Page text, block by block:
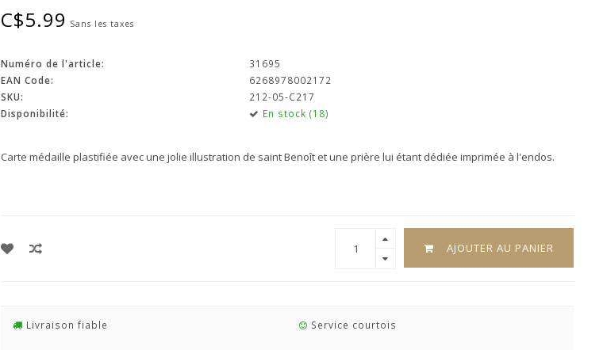
C$5.99 Sans les taxes
Numéro de l'article:
31695
EAN Code:
6268978002172
SKU:
212-05-C217
Disponibilité:
En stock (18)
Carte médaille plastifiée avec une jolie illustration de saint Benoît et une prière lui étant dédiée imprimée à l'endos.
AJOUTER AU PANIER
Livraison fiable Service courtois